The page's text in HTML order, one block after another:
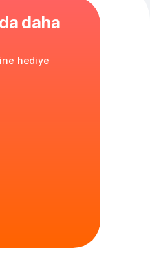
daha
hediye